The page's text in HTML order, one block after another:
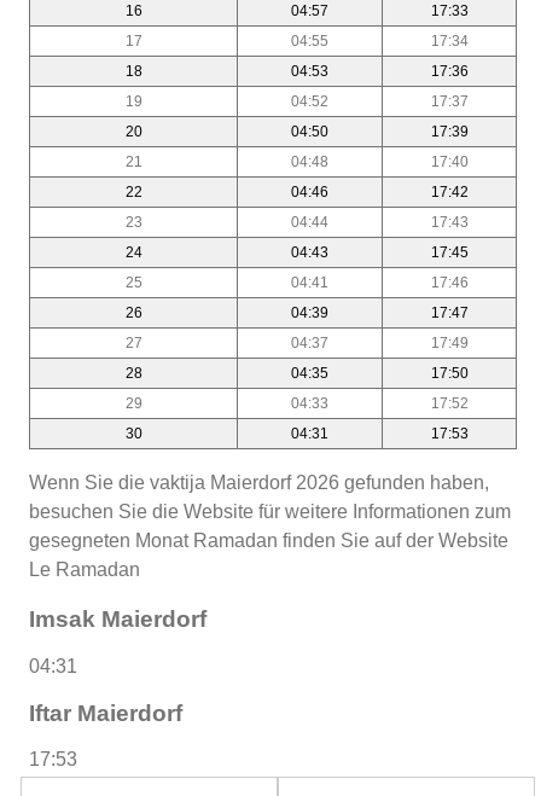
16
04:57
17:33
17
04:55
17:34
18
04:53
17:36
19
04:52
17:37
20
04:50
17:39
21
04:48
17:40
22
04:46
17:42
23
04:44
17:43
24
04:43
17:45
25
04:41
17:46
26
04:39
17:47
27
04:37
17:49
28
04:35
17:50
29
04:33
17:52
30
04:31 17:53
Wenn Sie die vaktija Maierdorf 2026 gefunden haben,
besuchen Sie die Website für weitere Informationen zum
gesegneten Monat Ramadan finden Sie auf der Website
Le Ramadan
Imsak Maierdorf
04:31
Iftar Maierdorf
17:53